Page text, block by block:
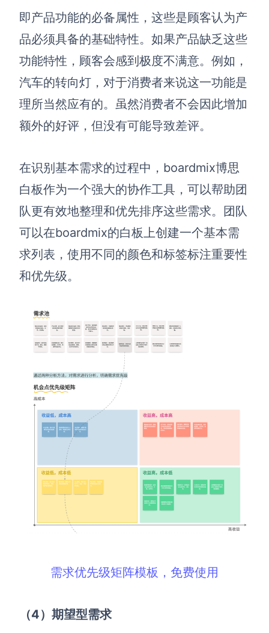
即产品功能的必备属性，这些是顾客认为产
品必须具备的基础特性。如果产品缺乏这些
功能特性，顾客会感到极度不满意。例如，
汽车的转向灯，对于消费者来说这一功能是
理所当然应有的。虽然消费者不会因此增加
额外的好评，但没有可能导致差评。
在识别基本需求的过程中，boardmix博思
白板作为一个强大的协作工具，可以帮助团
队更有效地整理和优先排序这些需求。团队
可以在boardmix的白板上创建一个基本需
求列表，使用不同的颜色和标签标注重要性
和优先级。
需求优先级矩阵模板，免费使用
（4）期望型需求